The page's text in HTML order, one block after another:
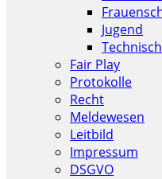
Jugend
Fair Play
Protokolle
Recht
Meldewesen
Leitbild
Impressum
DSGVO